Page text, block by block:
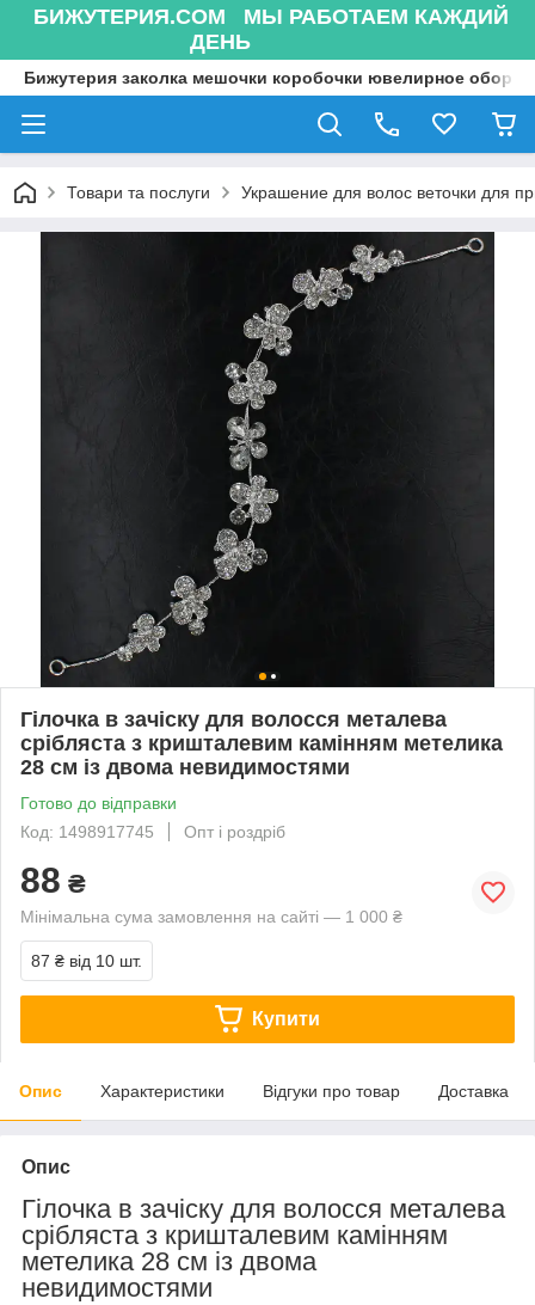
БИЖУТЕРИЯ.COM МЫ РАБОТАЕМ КАЖДИЙ
ДЕНЬ
Бижутерия заколка мешочки коробочки ювелирное
Товари та послуги Украшение для волос веточки для
Гілочка в зачіску для волосся металева
срібляста з кришталевим камінням метелика
28 см із двома невидимостями
Готово до відправки
Код: 1498917745
Опт і роздріб
88 ₴
Мінімальна сума замовлення на сайті — 1 000 ₴
87 ₴ від 10 шт.
Купити
Опис Характеристики Відгуки про товар Доставка
Опис
Гілочка в зачіску для волосся металева
срібляста з кришталевим камінням
метелика 28 см із двома
невидимостями